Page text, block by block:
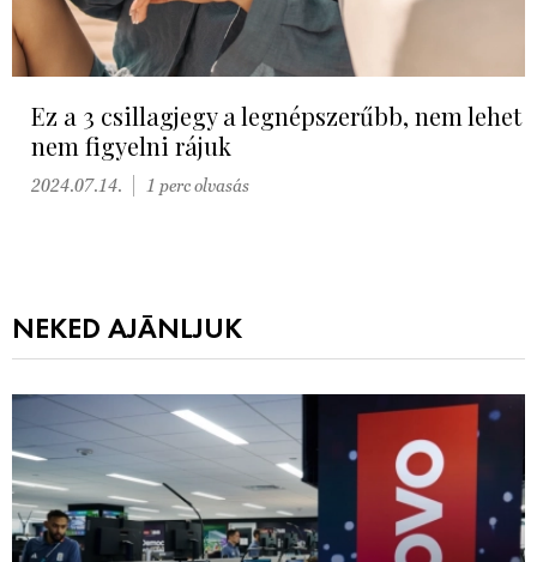
Ez a 3 csillagjegy a legnépszerűbb, nem lehet
nem figyelni rájuk
2024.07.14. 1 perc olvasás
NEKED AJÁNLJUK